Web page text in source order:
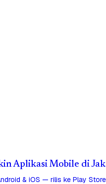
Aplikasi Mobile di
& iOS — rilis ke Play